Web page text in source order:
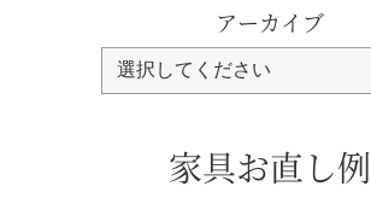
アーカイブ
家具お直し例